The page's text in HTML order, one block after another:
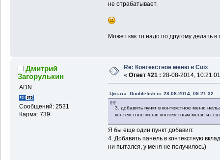
не отрабатывает.
Может как то надо по другому делать в
Дмитрий
Загорулькин
ADN
Сообщений: 2531
Карма: 739
Re: Контекстное меню в Cuix
« Ответ #21 : 28-08-2014,
Цитата: Doublefish от 28-08-2014, 09:21:32
3. добавить пункт в контекстное меню
контекстное меню контекстным меню из
Я бы еще один пункт добавил:
4. Добавить панель в контекстную
ни пытался, у меня не получилось)